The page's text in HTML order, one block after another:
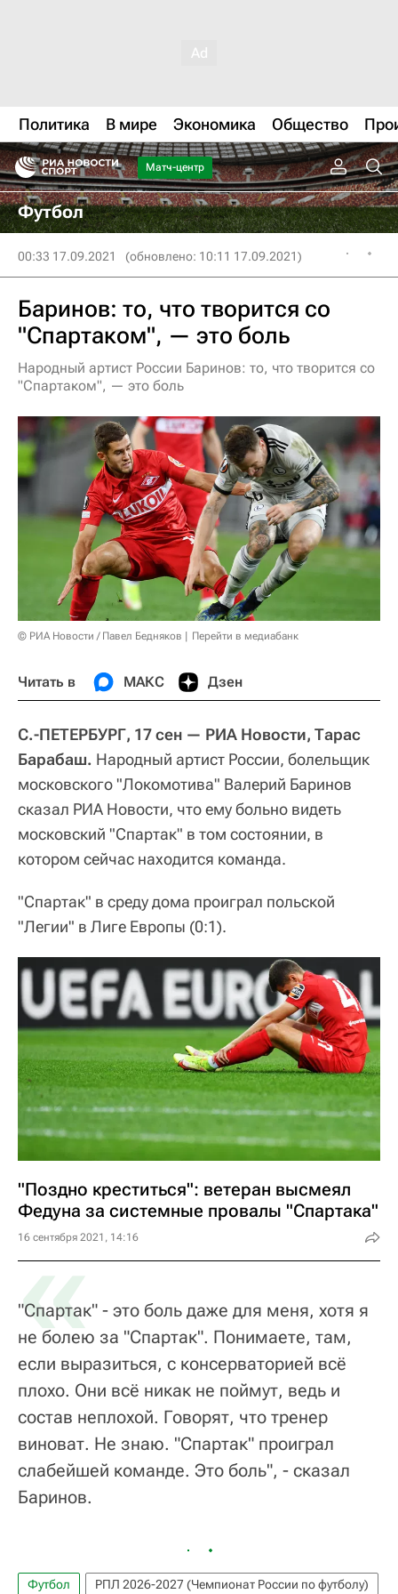
Политика В мире Экономика Общество
Матч-центр
Футбол
00:33 17.09.2021 (обновлено: 10:11 17.09.2021)
Баринов: то, что творится со
"Спартаком", — это боль
Народный артист России Баринов: то, что творится со
"Спартаком", — это боль
© РИА Новости / Павел Бедняков Перейти в медиабанк
Читать в МАКС Дзен
С.-ПЕТЕРБУРГ, 17 сен — РИА Новости, Тарас
Барабаш. Народный артист России, болельщик
московского "Локомотива" Валерий Баринов
сказал РИА Новости, что ему больно видеть
московский "Спартак" в том состоянии, в
котором сейчас находится команда.
"Спартак" в среду дома проиграл польской
"Легии" в Лиге Европы (0:1).
"Поздно креститься": ветеран высмеял
Федуна за системные провалы "Спартака"
16 сентября 2021, 14:16
«
"Спартак" - это боль даже для меня, хотя я
не болею за "Спартак". Понимаете, там,
если выразиться, с консерваторией всё
плохо. Они всё никак не поймут, ведь и
состав неплохой. Говорят, что тренер
виноват. Не знаю. "Спартак" проиграл
слабейшей команде. Это боль", - сказал
Баринов.
Футбол
РПЛ 2026-2027 (Чемпионат России по футболу)